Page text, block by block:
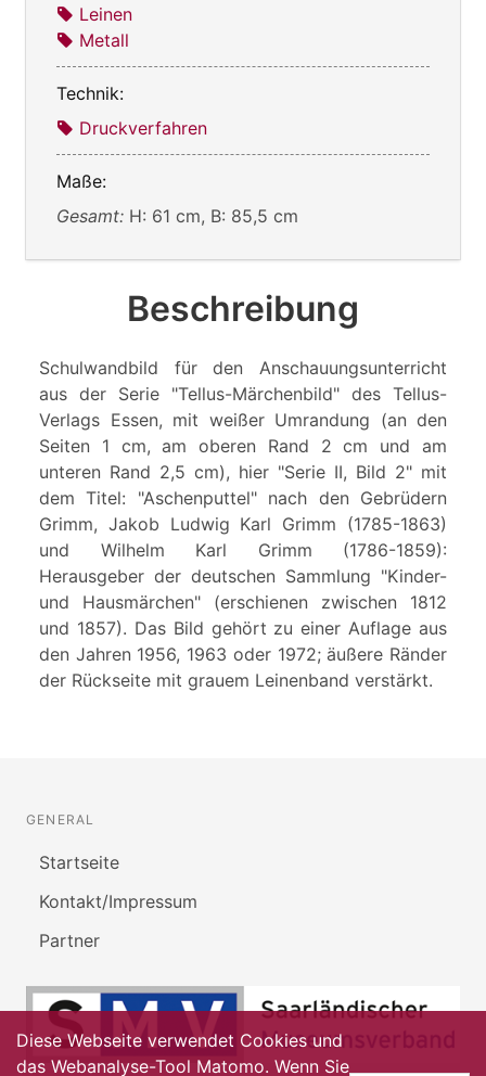
Leinen
Metall
Technik:
Druckverfahren
Maße:
Gesamt: H: 61 cm, B: 85,5 cm
Beschreibung
Schulwandbild für den Anschauungsunterricht
aus der Serie "Tellus-Märchenbild" des Tellus-
Verlags Essen, mit weißer Umrandung (an den
Seiten 1 cm, am oberen Rand 2 cm und am
unteren Rand 2,5 cm), hier "Serie II, Bild 2" mit
dem Titel: "Aschenputtel" nach den Gebrüdern
Grimm, Jakob Ludwig Karl Grimm (1785-1863)
und Wilhelm Karl Grimm (1786-1859):
Herausgeber der deutschen Sammlung "Kinder-
und Hausmärchen" (erschienen zwischen 1812
und 1857). Das Bild gehört zu einer Auflage aus
den Jahren 1956, 1963 oder 1972; äußere Ränder
der Rückseite mit grauem Leinenband verstärkt.
GENERAL
Startseite
Kontakt/Impressum
Partner
Diese Webseite verwendet Cookies und
das Webanalyse-Tool Matomo. Wenn Sie